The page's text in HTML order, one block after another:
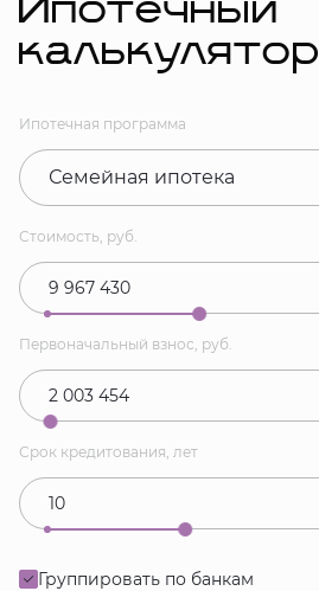
Ипотечный
калькулятор
Ипотечная программа
Семейная ипотека
Стоимость, руб.
Первоначальный взнос, руб.
Срок кредитования, лет
Группировать по банкам